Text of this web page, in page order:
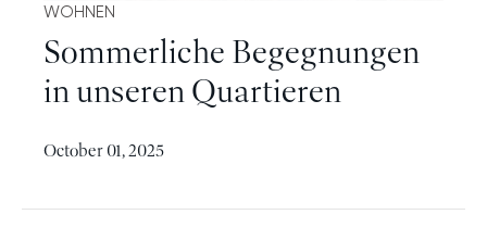
WOHNEN
Sommerliche Begegnungen
in unseren Quartieren
October 01, 2025Mehr